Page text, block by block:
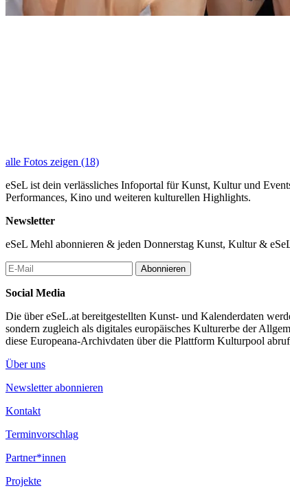
alle Fotos zeigen (18)
eSeL ist dein verlässliches Infoportal für Kunst, Kultur und
Performances, Kino und weiteren kulturellen Highlights.
Newsletter
eSeL Mehl abonnieren & jeden Donnerstag Kunst, Kultur &
Abonnieren
Social Media
Die über eSeL.at bereitgestellten Kunst- und Kalenderdaten
sondern zugleich als digitales europäisches Kulturerbe der
diese Europeana-Archivdaten über die Plattform Kulturpool
Über uns
Newsletter abonnieren
Kontakt
Terminvorschlag
Partner*innen
Projekte